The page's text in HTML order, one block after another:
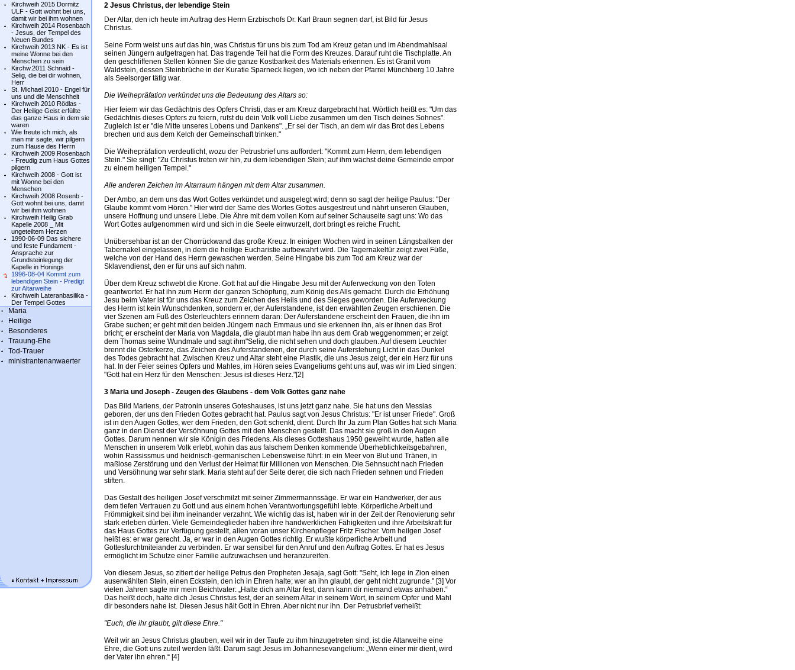
Kirchweih 2015 Dormitz
ULF - Gott wohnt bei uns,
damit wir bei ihm wohnen
Kirchweih 2014 Rosenbach
- Jesus, der Tempel des
Neuen Bundes
Kirchweih 2013 NK - Es ist
meine Wonne bei den
Menschen zu sein
Kirchw.2011 Schnaid -
Selig, die bei dir wohnen,
Herr
St. Michael 2010 - Engel für
uns und die Menschheit
Kirchweih 2010 Rödlas -
Der Heilige Geist erfüllte
das ganze Haus in dem sie
waren
Wie freute ich mich, als
man mir sagte, wir pilgern
zum Hause des Herrn
Kirchweih 2009 Rosenbach
- Freudig zum Haus Gottes
pilgern
Kirchweih 2008 - Gott ist
mit Wonne bei den
Menschen
Kirchweih 2008 Rosenb -
Gott wohnt bei uns, damit
wir bei ihm wohnen
Kirchweih Heilig Grab
Kapelle 2008 _ Mit
ungeteiltem Herzen
1990-06-09 Das sichere
und feste Fundament -
Ansprache zur
Grundsteinlegung der
Kapelle in Honings
1996-08-04 Kommt zum
lebendigen Stein - Predigt
zur Altarweihe
Kirchweih Lateranbasilika -
Der Tempel Gottes
Maria
Heilige
Besonderes
Trauung-Ehe
Tod-Trauer
ministrantenanwaerter
2 Jesus Christus, der lebendige Stein
Der Altar, den ich heute im Auftrag des Herrn Erzbischofs Dr. Karl Braun segnen darf, ist Bild für Jesus
Christus.
Seine Form weist uns auf das hin, was Christus für uns bis zum Tod am Kreuz getan und im Abendmahlsaal
seinen Jüngern aufgetragen hat. Das tragende Teil hat die Form des Kreuzes. Darauf ruht die Tischplatte. An
den geschliffenen Stellen können Sie die ganze Kostbarkeit des Materials erkennen. Es ist Granit vom
Waldstein, dessen Steinbrüche in der Kuratie Sparneck liegen, wo ich neben der Pfarrei Münchberg 10 Jahre
als Seelsorger tätig war.
Die Weihepräfation verkündet uns die Bedeutung des Altars so:
Hier feiern wir das Gedächtnis des Opfers Christi, das er am Kreuz dargebracht hat. Wörtlich heißt es: "Um das
Gedächtnis dieses Opfers zu feiern, rufst du dein Volk voll Liebe zusammen um den Tisch deines Sohnes".
Zugleich ist er "die Mitte unseres Lobens und Dankens". „Er sei der Tisch, an dem wir das Brot des Lebens
brechen und aus dem Kelch der Gemeinschaft trinken."
Die Weihepräfation verdeutlicht, wozu der Petrusbrief uns auffordert: "Kommt zum Herrn, dem lebendigen
Stein." Sie singt: "Zu Christus treten wir hin, zu dem lebendigen Stein; auf ihm wächst deine Gemeinde empor
zu einem heiligen Tempel."
Alle anderen Zeichen im Altarraum hängen mit dem Altar zusammen.
Der Ambo, an dem uns das Wort Gottes verkündet und ausgelegt wird; denn so sagt der heilige Paulus: "Der
Glaube kommt vom Hören." Hier wird der Same des Wortes Gottes ausgestreut und nährt unseren Glauben,
unsere Hoffnung und unsere Liebe. Die Ähre mit dem vollen Korn auf seiner Schauseite sagt uns: Wo das
Wort Gottes aufgenommen wird und sich in die Seele einwurzelt, dort bringt es reiche Frucht.
Unübersehbar ist an der Chorrückwand das große Kreuz. In einigen Wochen wird in seinen Längsbalken der
Tabernakel eingelassen, in dem die heilige Eucharistie aufbewahrt wird. Die Tagernakeltür zeigt zwei Füße,
welche von der Hand des Herrn gewaschen werden. Seine Hingabe bis zum Tod am Kreuz war der
Sklavendienst, den er für uns auf sich nahm.
Über dem Kreuz schwebt die Krone. Gott hat auf die Hingabe Jesu mit der Auferweckung von den Toten
geantwortet. Er hat ihn zum Herrn der ganzen Schöpfung, zum König des Alls gemacht. Durch die Erhöhung
Jesu beim Vater ist für uns das Kreuz zum Zeichen des Heils und des Sieges geworden. Die Auferweckung
des Herrn ist kein Wunschdenken, sondern er, der Auferstandene, ist den erwählten Zeugen erschienen. Die
vier Szenen am Fuß des Osterleuchters erinnern daran: Der Auferstandene erscheint den Frauen, die ihn im
Grabe suchen; er geht mit den beiden Jüngern nach Emmaus und sie erkennen ihn, als er ihnen das Brot
bricht; er erscheint der Maria von Magdala, die glaubt man habe ihn aus dem Grab weggenommen; er zeigt
dem Thomas seine Wundmale und sagt ihm"Selig, die nicht sehen und doch glauben. Auf diesem Leuchter
brennt die Osterkerze, das Zeichen des Auferstandenen, der durch seine Auferstehung Licht in das Dunkel
des Todes gebracht hat. Zwischen Kreuz und Altar steht eine Plastik, die uns Jesus zeigt, der ein Herz für uns
hat. In der Feier seines Opfers und Mahles, im Hören seies Evangeliums geht uns auf, was wir im Lied singen:
"Gott hat ein Herz für den Menschen: Jesus ist dieses Herz."[2]
3 Maria und Joseph - Zeugen des Glaubens - dem Volk Gottes ganz nahe
Das Bild Mariens, der Patronin unseres Goteshauses, ist uns jetzt ganz nahe. Sie hat uns den Messias
geboren, der uns den Frieden Gottes gebracht hat. Paulus sagt von Jesus Christus: "Er ist unser Friede". Groß
ist in den Augen Gottes, wer dem Frieden, den Gott schenkt, dient. Durch Ihr Ja zum Plan Gottes hat sich Maria
ganz in den Dienst der Versöhnung Gottes mit den Menschen gestellt. Das macht sie groß in den Augen
Gottes. Darum nennen wir sie Königin des Friedens. Als dieses Gotteshaus 1950 geweiht wurde, hatten alle
Menschen in unserem Volk erlebt, wohin das aus falschem Denken kommende Überheblichkeitsgebahren,
wohin Rassissmus und heidnisch-germanischen Lebensweise führt: in ein Meer von Blut und Tränen, in
maßlose Zerstörung und den Verlust der Heimat für Millionen von Menschen. Die Sehnsucht nach Frieden
und Versöhnung war sehr stark. Maria steht auf der Seite derer, die sich nach Frieden sehnen und Frieden
stiften.
Das Gestalt des heiligen Josef verschmilzt mit seiner Zimmermannssäge. Er war ein Handwerker, der aus
dem tiefen Vertrauen zu Gott und aus einem hohen Verantwortungsgefühl lebte. Körperliche Arbeit und
Frömmigkeit sind bei ihm ineinander verzahnt. Wie wichtig das ist, haben wir in der Zeit der Renovierung sehr
stark erleben dürfen. Viele Gemeindeglieder haben ihre handwerklichen Fähigkeiten und ihre Arbeitskraft für
das Haus Gottes zur Verfügung gestellt, allen voran unser Kirchenpfleger Fritz Fischer. Vom heilgen Josef
heißt es: er war gerecht. Ja, er war in den Augen Gottes richtig. Er wußte körperliche Arbeit und
Gottesfurchtmiteiander zu verbinden. Er war sensibel für den Anruf und den Auftrag Gottes. Er hat es Jesus
ermöglicht im Schutze einer Familie aufzuwachsen und heranzureifen.
Von diesem Jesus, so zitiert der heilige Petrus den Propheten Jesaja, sagt Gott: "Seht, ich lege in Zion einen
auserwählten Stein, einen Eckstein, den ich in Ehren halte; wer an ihn glaubt, der geht nicht zugrunde." [3] Vor
vielen Jahren sagte mir mein Beichtvater: „Halte dich am Altar fest, dann kann dir niemand etwas anhaben.“
Das heißt doch, halte dich Jesus Christus fest, der an seinem Altar in seinem Wort, in seinem Opfer und Mahl
dir besonders nahe ist. Diesen Jesus hält Gott in Ehren. Aber nicht nur ihn. Der Petrusbrief verheißt:
"Euch, die ihr glaubt, gilt diese Ehre."
Weil wir an Jesus Christus glauben, weil wir in der Taufe zu ihm hinzugetreten sind, ist die Altarweihe eine
Ehre, die Gott uns zuteil werden läßt. Darum sagt Jesus im Johannesevangelium: „Wenn einer mir dient, wird
der Vater ihn ehren.“ [4]